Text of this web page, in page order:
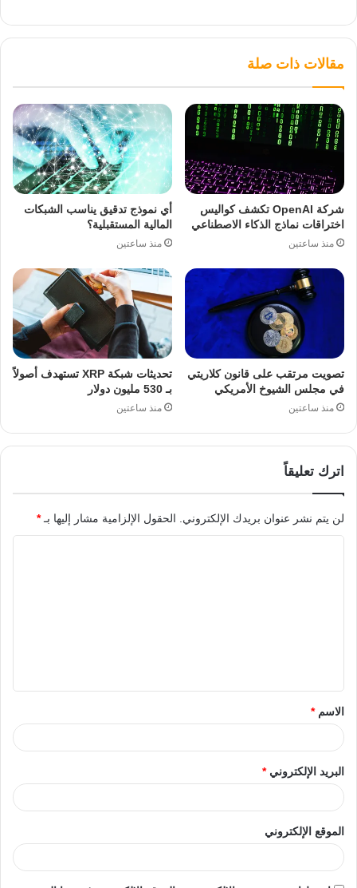
مقالات ذات صلة
شركة OpenAI تكشف كواليس
اختراقات نماذج الذكاء الاصطناعي
منذ ساعتين
أي نموذج تدقيق يناسب الشبكات
المالية المستقبلية؟
منذ ساعتين
تصويت مرتقب على قانون كلاريتي
في مجلس الشيوخ الأمريكي
منذ ساعتين
تحديثات شبكة XRP تستهدف أصولاً
بـ 530 مليون دولار
منذ ساعتين
اترك تعليقاً
لن يتم نشر عنوان بريدك الإلكتروني. الحقول الإلزامية مشار إليها بـ*
الاسم*
البريد الإلكتروني*
الموقع الإلكتروني